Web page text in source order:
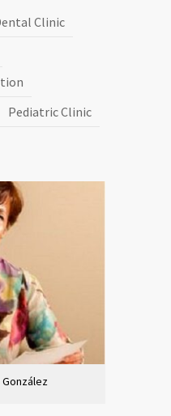
Clinic
Pediatric Clinic